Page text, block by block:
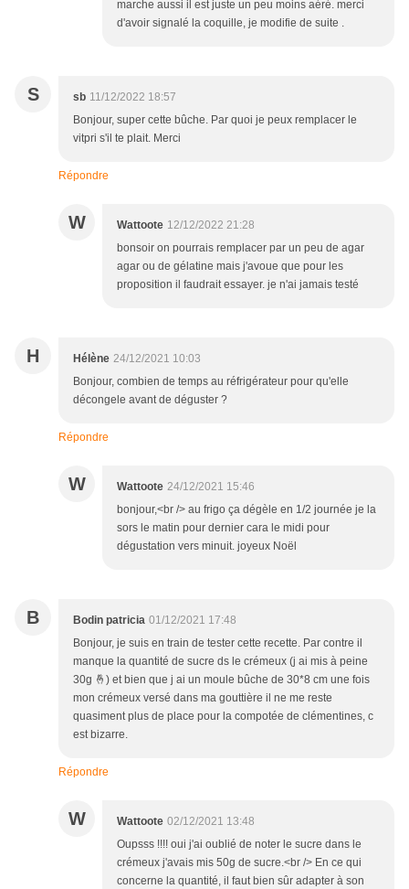
marche aussi il est juste un peu moins aéré. merci
d'avoir signalé la coquille, je modifie de suite .
S sb 11/12/2022 18:57
Bonjour, super cette bûche. Par quoi je peux remplacer le
vitpri s'il te plait. Merci
Répondre
W Wattoote 12/12/2022 21:28
bonsoir on pourrais remplacer par un peu de agar
agar ou de gélatine mais j'avoue que pour les
proposition il faudrait essayer. je n'ai jamais testé
H Hélène 24/12/2021 10:03
Bonjour, combien de temps au réfrigérateur pour qu'elle
décongele avant de déguster ?
Répondre
W Wattoote 24/12/2021 15:46
bonjour,<br /> au frigo ça dégèle en 1/2 journée je la
sors le matin pour dernier cara le midi pour
dégustation vers minuit. joyeux Noël
B Bodin patricia 01/12/2021 17:48
Bonjour, je suis en train de tester cette recette. Par contre il
manque la quantité de sucre ds le crémeux (j ai mis à peine
30g 🤞) et bien que j ai un moule bûche de 30*8 cm une fois
mon crémeux versé dans ma gouttière il ne me reste
quasiment plus de place pour la compotée de clémentines, c
est bizarre.
Répondre
W Wattoote 02/12/2021 13:48
Oupsss !!!! oui j'ai oublié de noter le sucre dans le
crémeux j'avais mis 50g de sucre.<br /> En ce qui
concerne la quantité, il faut bien sûr adapter à son